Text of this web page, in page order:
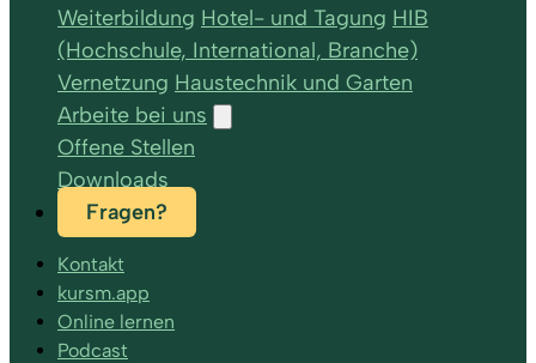
Weiterbildung Hotel- und Tagung HIB
(Hochschule, International, Branche)
Vernetzung Haustechnik und Garten
Arbeite bei uns
Offene Stellen
Downloads
Fragen?
Kontakt
kursm.app
Online lernen
Podcast